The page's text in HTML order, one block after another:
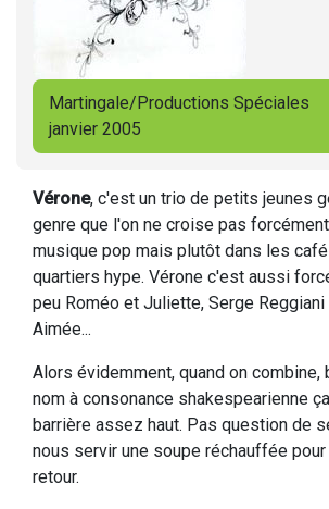
Martingale/Productions Spéciales
janvier 2005
Vérone, c'est un trio de petits jeunes
genre que l'on ne croise pas
musique pop mais plutôt dans les
quartiers hype. Vérone c'est aussi
peu Roméo et Juliette, Serge Reggiani
Aimée...
Alors évidemment, quand on combine,
nom à consonance shakespearienne
barrière assez haut. Pas question de
nous servir une soupe réchauffée
retour.